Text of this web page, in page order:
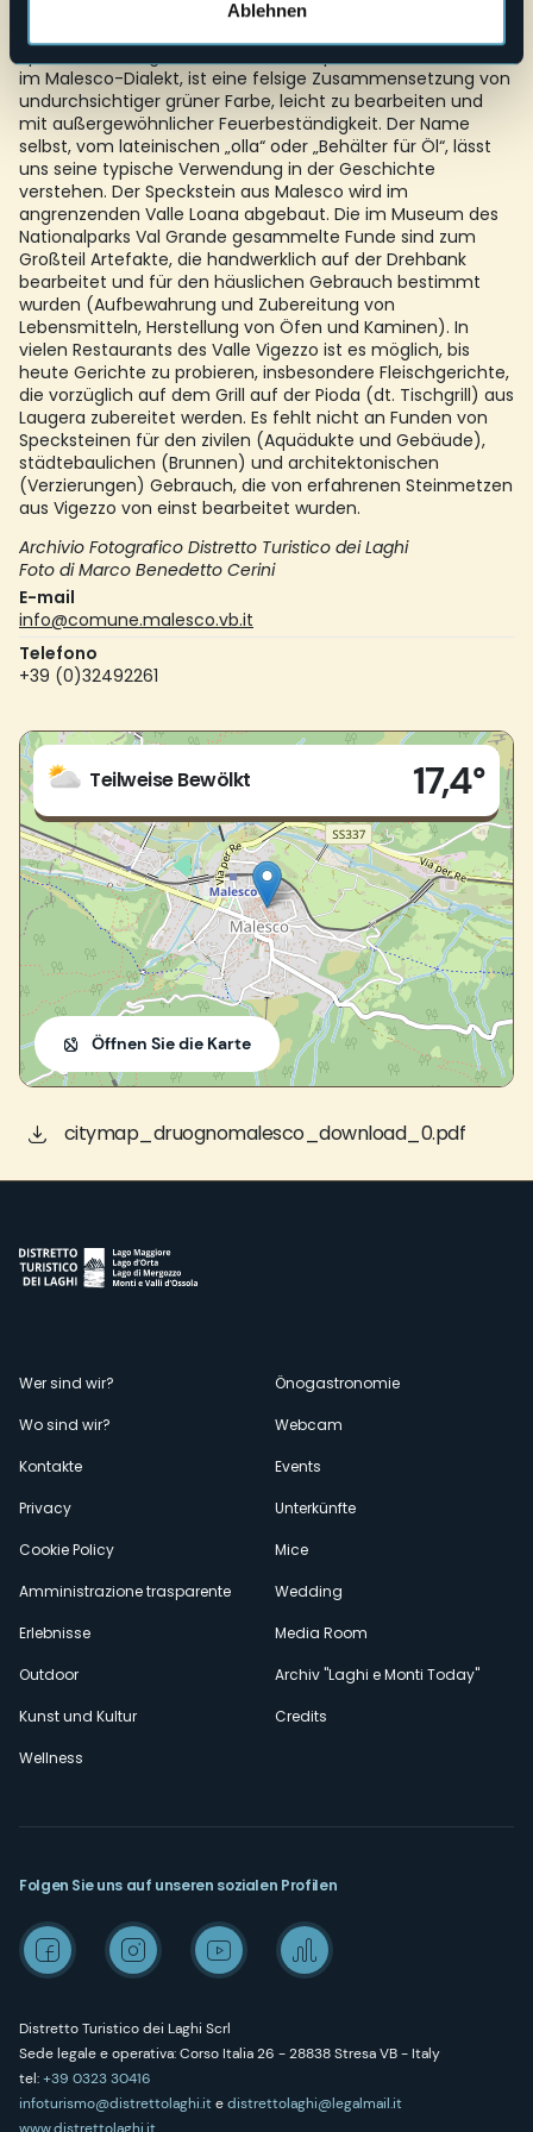
Ablehnen
im Malesco-Dialekt, ist eine felsige Zusammensetzung von
undurchsichtiger grüner Farbe, leicht zu bearbeiten und
mit außergewöhnlicher Feuerbeständigkeit. Der Name
selbst, vom lateinischen „olla“ oder „Behälter für Öl“, lässt
uns seine typische Verwendung in der Geschichte
verstehen. Der Speckstein aus Malesco wird im
angrenzenden Valle Loana abgebaut. Die im Museum des
Nationalparks Val Grande gesammelte Funde sind zum
Großteil Artefakte, die handwerklich auf der Drehbank
bearbeitet und für den häuslichen Gebrauch bestimmt
wurden (Aufbewahrung und Zubereitung von
Lebensmitteln, Herstellung von Öfen und Kaminen). In
vielen Restaurants des Valle Vigezzo ist es möglich, bis
heute Gerichte zu probieren, insbesondere Fleischgerichte,
die vorzüglich auf dem Grill auf der Pioda (dt. Tischgrill) aus
Laugera zubereitet werden. Es fehlt nicht an Funden von
Specksteinen für den zivilen (Aquädukte und Gebäude),
städtebaulichen (Brunnen) und architektonischen
(Verzierungen) Gebrauch, die von erfahrenen Steinmetzen
aus Vigezzo von einst bearbeitet wurden.
Archivio Fotografico Distretto Turistico dei Laghi
Foto di Marco Benedetto Cerini
E-mail
info@comune.malesco.vb.it
Telefono
+39 (0)32492261
Teilweise Bewölkt 17,4°
Via Conte Mellerio n.54
Öffnen Sie die Karte
citymap_druognomalesco_download_0.pdf
Menù
secondario
Wer sind wir?
Wo sind wir?
Kontakte
Privacy
Cookie Policy
Amministrazione trasparente
Erlebnisse
Outdoor
Kunst und Kultur
Wellness
Önogastronomie
Webcam
Events
Unterkünfte
Mice
Wedding
Media Room
Archiv "Laghi e Monti Today"
Credits
Distretto Turistico dei Laghi Scrl
Sede legale e operativa: Corso Italia 26 - 28838 Stresa VB - Italy
tel:+39 0323 30416
infoturismo@distrettolaghi.itedistrettolaghi@legalmail.it
Folgen Sie uns auf unseren sozialen Profilen